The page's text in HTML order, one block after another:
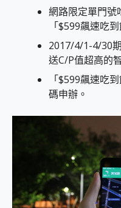
網路限定單門號
「$599飆速吃
2017/4/1-4/30
送C/P值超高的
「$599飆速吃
碼申辦。